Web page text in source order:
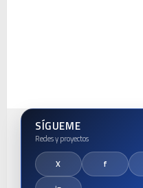
SÍGUEME